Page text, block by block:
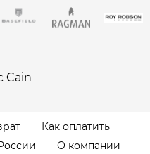
Cain
Как оплатить
О компании